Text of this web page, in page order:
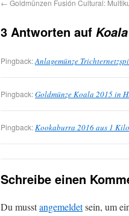
← Goldmünzen Fusión Cultural:
3 Antworten auf
Pingback:Anlagemünze
Pingback:Goldmünze Koala 2015 in
Pingback:Kookaburra 2016 aus 1
Schreibe einen
Du musstangemeldetsein, um